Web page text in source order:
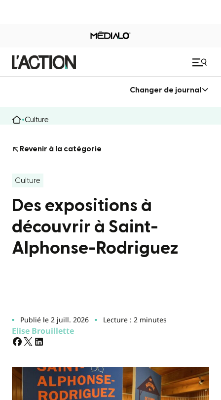
Changer de journal
Culture
Revenir à la catégorie
Culture
Des expositions à
découvrir à Saint-
Alphonse-Rodriguez
Publié le 2 juill. 2026 Lecture : 2 minutes
Elise Brouillette